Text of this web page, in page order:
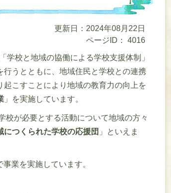
更新日：2024年08月22日
ページID：
4016
校と地域の協働による学校支援体制」
うとともに、地域住民と学校との連携
こすことにより地域の教育力の向上を
」を実施しています。
校が必要とする活動について地域の方々
につくられた学校の応援団 」といえま
業を実施しています。